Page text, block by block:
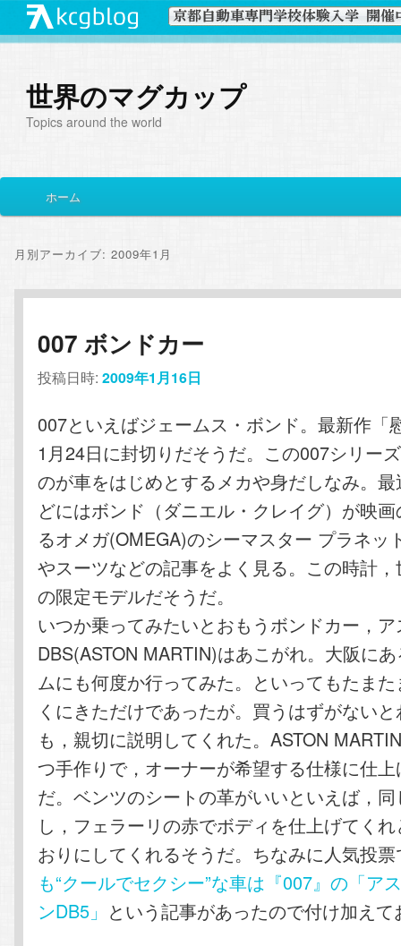
世界のマグカップ
Topics around the world
イ
メ
ン
ン
テ
ン
ツ
へ
移
動
サ
コ
テ
ン
ツ
へ
移
動
ホーム
月別アーカイブ:2009年1月
007 ボンドカー
投稿日時:2009年1月16日
007といえばジェームス・ボンド。最新作「
1月24日に封切りだそうだ。この007シリー
のが車をはじめとするメカや身だしなみ。
どにはボンド（ダニエル・クレイグ）が映
るオメガ(OMEGA)のシーマスター プラネッ
やスーツなどの記事をよく見る。この時計
の限定モデルだそうだ。
いつか乗ってみたいとおもうボンドカー，
DBS(ASTON MARTIN)はあこがれ。大阪に
ムにも何度か行ってみた。といってもたま
くにきただけであったが。買うはずがない
も，親切に説明してくれた。ASTON
つ手作りで，オーナーが希望する仕様に仕
だ。ベンツのシートの革がいいといえば，
し，フェラーリの赤でボディを仕上げてく
おりにしてくれるそうだ。ちなみに人気投票
も“クールでセクシー”な車は『007』の「ア
ンDB5」 という記事があったので付け加えて